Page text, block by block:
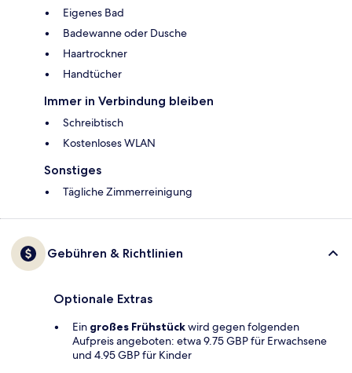
Eigenes Bad
Badewanne oder Dusche
Haartrockner
Handtücher
Immer in Verbindung bleiben
Schreibtisch
Kostenloses WLAN
Sonstiges
Tägliche Zimmerreinigung
Gebühren & Richtlinien
Optionale Extras
Ein großes Frühstückwird gegen folgenden
Aufpreis angeboten: etwa 9.75 GBP für Erwachsene
und 4.95 GBP für Kinder